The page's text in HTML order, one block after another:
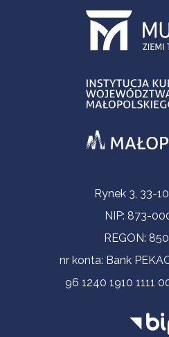
Informacje kontaktowe
Rynek 3, 33-
NIP: 873-
REGON:
nr konta: Bank
96 1240 1910 1111